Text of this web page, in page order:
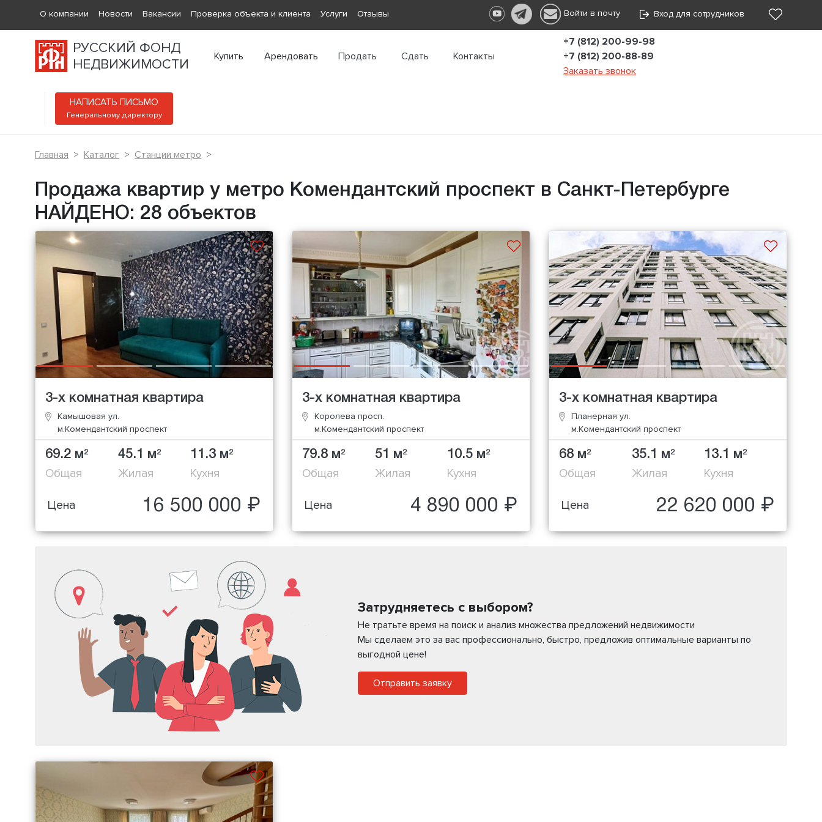
О компании Новости Вакансии Проверка объекта и клиента Услуги Отзывы Войти в почту Вход для сотрудников
РУССКИЙ ФОНД
НЕДВИЖИМОСТИ
Купить Арендовать Продать Сдать Контакты
+7 (812) 200-99-98
+7 (812) 200-88-89
Заказать звонок
НАПИСАТЬ ПИСЬМО
Генеральному директору
Главная Каталог Станции метро
Продажа квартир у метро Комендантский проспект в Санкт-Петербурге
НАЙДЕНО: 28 объектов
3-х комнатная квартира
Камышовая ул.
м.Комендантский проспект
69.2 м2
Общая
45.1 м2
Жилая
11.3 м2
Кухня
Цена 16 500 000 ₽
3-х комнатная квартира
Королева просп.
м.Комендантский проспект
79.8 м2
Общая
51 м2
Жилая
10.5 м2
Кухня
Цена 4 890 000 ₽
3-х комнатная квартира
Планерная ул.
м.Комендантский проспект
68 м2
Общая
35.1 м2
Жилая
13.1 м2
Кухня
Цена 22 620 000 ₽
Затрудняетесь с выбором?
Не тратьте время на поиск и анализ множества предложений недвижимости
Мы сделаем это за вас профессионально, быстро, предложив оптимальные варианты по
выгодной цене!
Отправить заявку